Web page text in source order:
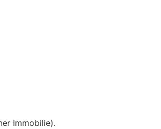
Immobilie).